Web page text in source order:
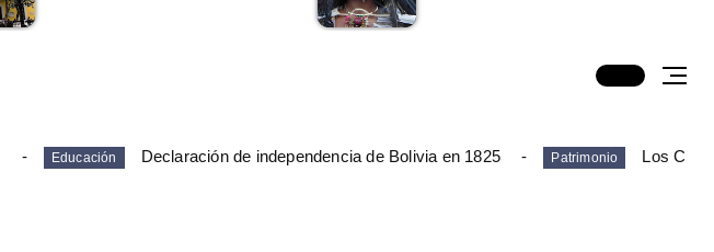
Educación Declaración de independencia de Bolivia en 1825 Patrimonio Los